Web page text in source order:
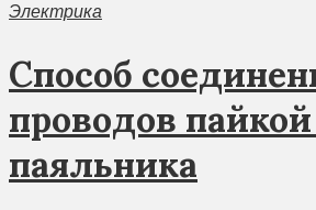
Электрика
Способ
проводов пайкой
паяльника